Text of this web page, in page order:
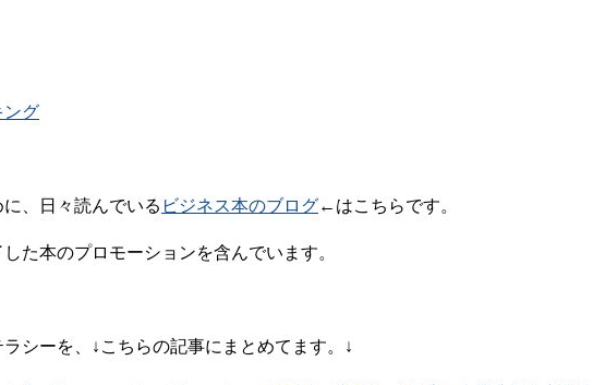
ング
、日々読んでいる ビジネス本のブログ←はこちらです。
た本のプロモーションを含んでいます。
シーを、↓こちらの記事にまとめてます。↓